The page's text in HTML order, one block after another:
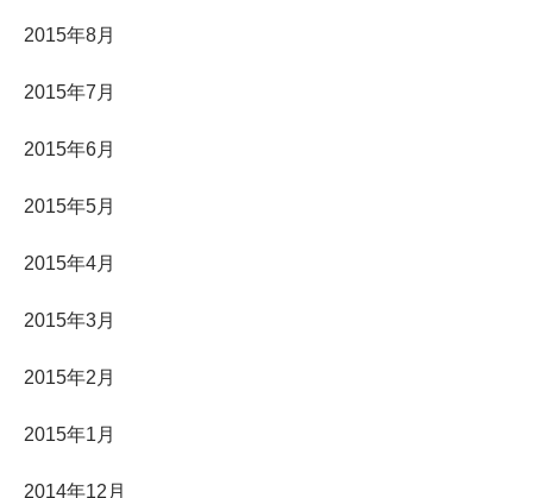
2015年8月
2015年7月
2015年6月
2015年5月
2015年4月
2015年3月
2015年2月
2015年1月
2014年12月